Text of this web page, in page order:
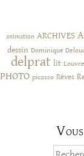
animation ARCHIVES
dessin Dominique
delprat lit Louvre
PHOTO picasso Rêves